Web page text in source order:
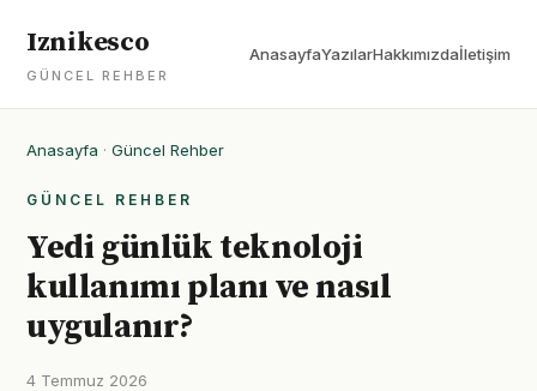
Iznikesco
GÜNCEL REHBER
AnasayfaYazılarHakkımızdaİletişim
Anasayfa · Güncel Rehber
GÜNCEL REHBER
Yedi günlük teknoloji
kullanımı planı ve nasıl
uygulanır?
4 Temmuz 2026